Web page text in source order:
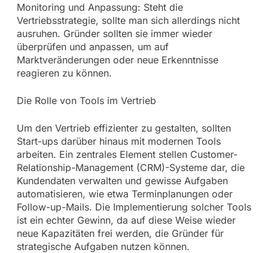
Monitoring und Anpassung: Steht die
Vertriebsstrategie, sollte man sich allerdings nicht
ausruhen. Gründer sollten sie immer wieder
überprüfen und anpassen, um auf
Marktveränderungen oder neue Erkenntnisse
reagieren zu können.
Die Rolle von Tools im Vertrieb
Um den Vertrieb effizienter zu gestalten, sollten
Start-ups darüber hinaus mit modernen Tools
arbeiten. Ein zentrales Element stellen Customer-
Relationship-Management (CRM)-Systeme dar, die
Kundendaten verwalten und gewisse Aufgaben
automatisieren, wie etwa Terminplanungen oder
Follow-up-Mails. Die Implementierung solcher Tools
ist ein echter Gewinn, da auf diese Weise wieder
neue Kapazitäten frei werden, die Gründer für
strategische Aufgaben nutzen können.